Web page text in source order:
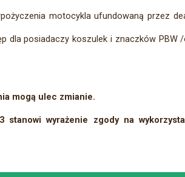
motocykla ufundowaną przez
dla posiadaczy koszulek i znaczków PBW
mogą ulec zmianie.
wyrażenie zgody na